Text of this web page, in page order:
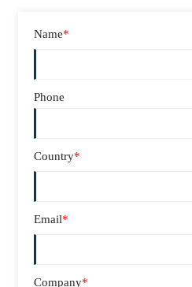
Name*
Phone
Country*
Email*
Company*